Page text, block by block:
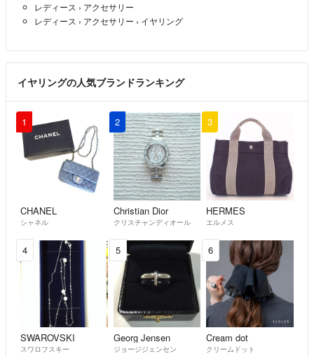
レディース › アクセサリー
レディース › アクセサリー › イヤリング
イヤリングの人気ブランドランキング
1
CHANEL
シャネル
2
Christian Dior
クリスチャンディオール
3
HERMES
エルメス
4
SWAROVSKI
スワロフスキー
5
Georg Jensen
ジョージジェンセン
6
Cream dot
クリームドット